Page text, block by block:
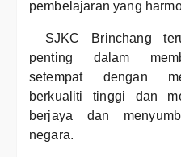
pembelajaran yang
SJKC Brinchang
penting dalam
setempat dengan
berkualiti tinggi dan
berjaya dan
negara.